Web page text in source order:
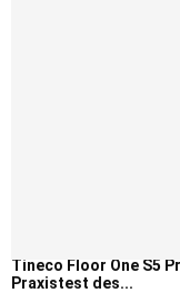
Tineco Floor One S5
Praxistest des...